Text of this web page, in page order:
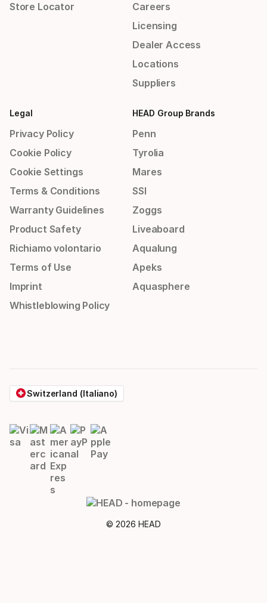
Store Locator
Careers
Licensing
Dealer Access
Locations
Suppliers
Legal
Privacy Policy
Cookie Policy
Cookie Settings
Terms & Conditions
Warranty Guidelines
Product Safety
Richiamo volontario
Terms of Use
Imprint
Whistleblowing Policy
HEAD Group Brands
Penn
Tyrolia
Mares
SSI
Zoggs
Liveaboard
Aqualung
Apeks
Aquasphere
Switzerland (Italiano)
© 2026 HEAD